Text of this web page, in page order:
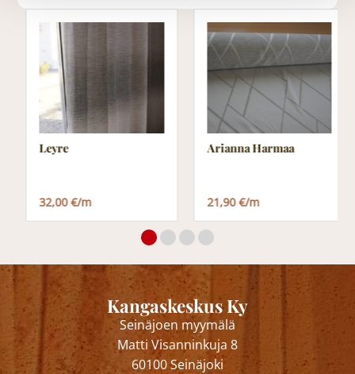
Leyre
32,00 €/m
Arianna Harmaa
21,90 €/m
Kangaskeskus Ky
Seinäjoen myymälä
Matti Visanninkuja 8
60100 Seinäjoki